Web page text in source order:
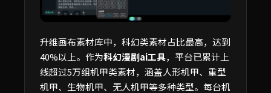
升维画布素材库中，科幻类素材占比最高，达到
40%以上。作为科幻漫剧ai工具，平台已累计上
线超过5万组机甲类素材，涵盖人形机甲、重型
机甲、生物机甲、无人机甲等多种类型。每台机